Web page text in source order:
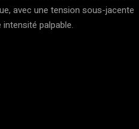
avec une tension sous-jacente
palpable.